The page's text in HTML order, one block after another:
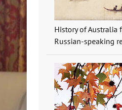
History of Australia
Russian-speaking